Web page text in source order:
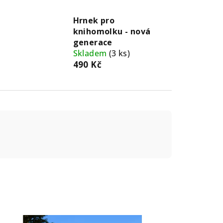
Hrnek pro
knihomolku - nová
generace
Skladem (3 ks)
490 Kč